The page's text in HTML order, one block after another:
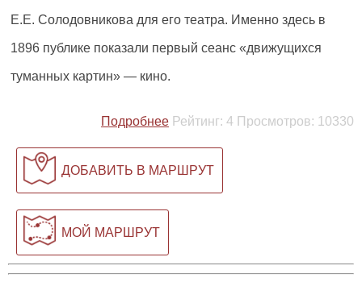
Е.Е. Солодовникова для его театра. Именно здесь в
1896 публике показали первый сеанс «движущихся
туманных картин» — кино.
Подробнее Рейтинг: 4 Просмотров: 10330
ДОБАВИТЬ В МАРШРУТ
МОЙ МАРШРУТ